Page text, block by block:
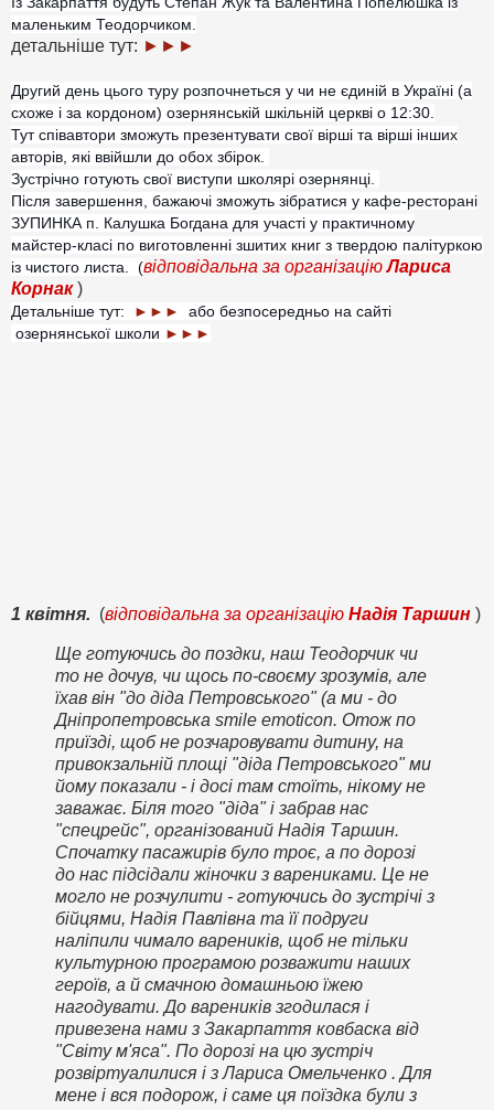
маленьким Теодорчиком.
детальніше тут: ►►►
Другий день цього туру розпочнеться у чи не єдиній в Україні (а
схоже і за кордоном) озернянській шкільній церкві о 12:30.
Тут співавтори зможуть презентувати свої вірші та вірші інших
авторів, які ввійшли до обох збірок.
Зустрічно готують свої виступи школярі озернянці.
Після завершення, бажаючі зможуть зібратися у кафе-ресторані
ЗУПИНКА п. Калушка Богдана для участі у практичному
майстер-класі по виготовленні зшитих книг з твердою палітуркою
із чистого листа. (відповідальна за організаціюЛариса
Корнак)
Детальніше тут: ►►►
або безпосередньо на сайті
озернянської школи ►►►
1 квітня. (відповідальна за організацію Надія Таршин )
Ще готуючись до поздки, наш Теодорчик чи
то не дочув, чи щось по-своєму зрозумів, але
їхав він "до діда Петровського" (а ми - до
Дніпропетровська smile emoticon. Отож по
приїзді, щоб не розчаровувати дитину, на
привокзальній площі "діда Петровського" ми
йому показали - і досі там стоїть, нікому не
заважає. Біля того "діда" і забрав нас
"спецрейс", організований Надія Таршин.
Спочатку пасажирів було троє, а по дорозі
до нас підсідали жіночки з варениками. Це не
могло не розчулити - готуючись до зустрічі з
бійцями, Надія Павлівна та її подруги
наліпили чимало вареників, щоб не тільки
культурною програмою розважити наших
героїв, а й смачною домашньою їжею
нагодувати. До вареників згодилася і
привезена нами з Закарпаття ковбаска від
"Світу м'яса". По дорозі на цю зустріч
розвіртуалилися і з Лариса Омельченко . Для
мене і вся подорож, і саме ця поїздка були з